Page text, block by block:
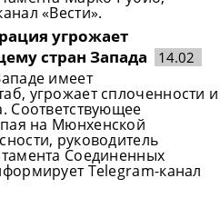
«Вести».
угрожает
стран Запада
14.02
имеет
угрожает сплоченности и
Соответствующее
на Мюнхенской
руководитель
Соединенных
Telegram-канал